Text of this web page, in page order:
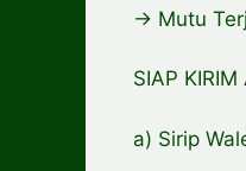
-> Mutu
SIAP
a) Sirip